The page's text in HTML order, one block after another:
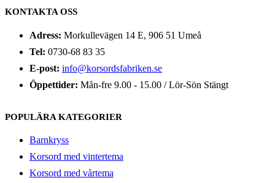
KONTAKTA OSS
Adress: Morkullevägen 14 E, 906 51 Umeå
Tel: 0730-68 83 35
E-post: info@korsordsfabriken.se
Öppettider: Mån-fre 9.00 - 15.00 / Lör-Sön Stängt
POPULÄRA KATEGORIER
Barnkryss
Korsord med vintertema
Korsord med vårtema